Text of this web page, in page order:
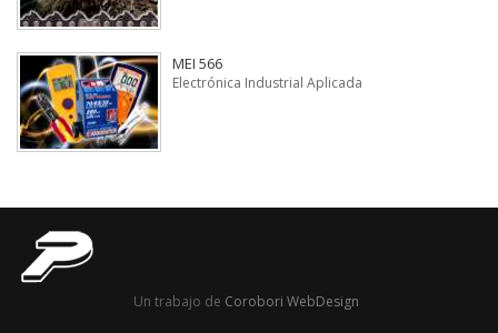
MEI 566
Electrónica Industrial Aplicada
Un trabajo de Corobori WebDesign